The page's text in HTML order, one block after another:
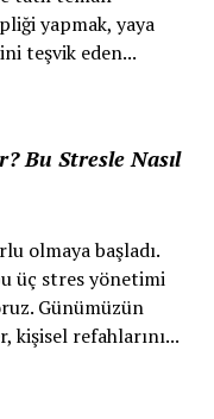
yapmak, yaya
teşvik eden...
Bu Stresle Nasıl
olmaya başladı.
üç stres yönetimi
Günümüzün
kişisel refahlarını...